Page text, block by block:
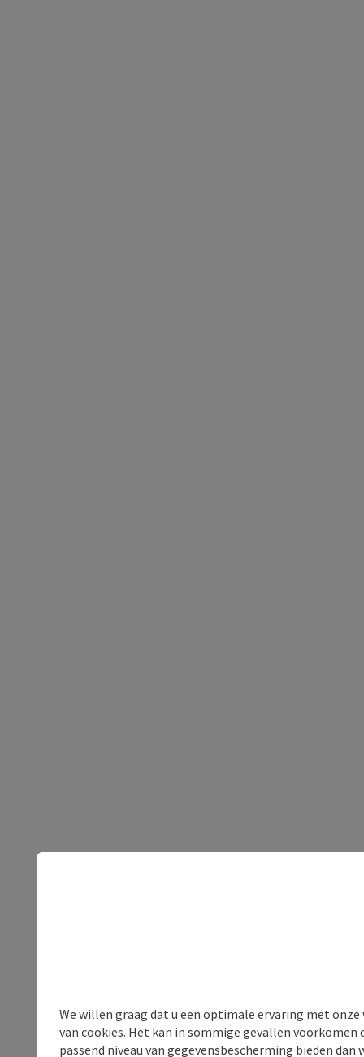
We willen graag dat u een optimale ervaring met
van cookies. Het kan in sommige gevallen voorkomen
passend niveau van gegevensbescherming bieden